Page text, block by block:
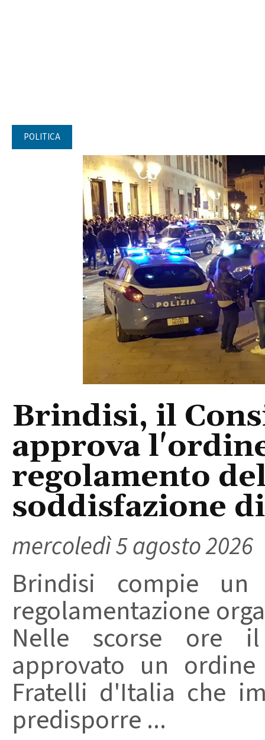
POLITICA
Brindisi, il
approva
regolamento
soddisfazione
mercoledì 5 agosto 2026
Brindisi compie
regolamentazione
Nelle scorse ore
approvato un
Fratelli d'Italia che
predisporre ...